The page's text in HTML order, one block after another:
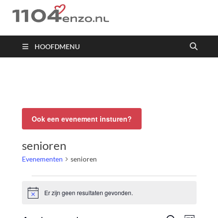
1104 en zo
HOOFDMENU
Ook een evenement insturen?
senioren
Evenementen senioren
BerichtEr zijn geen resultaten gevonden.